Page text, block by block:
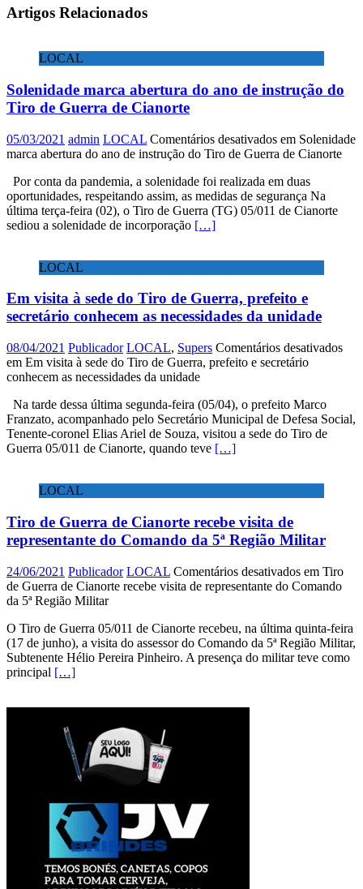
Artigos Relacionados
LOCAL
Solenidade marca abertura do ano de instrução do
Tiro de Guerra de Cianorte
05/03/2021 admin LOCAL Comentários desativados em Solenidade
marca abertura do ano de instrução do Tiro de Guerra de Cianorte
Por conta da pandemia, a solenidade foi realizada em duas
oportunidades, respeitando assim, as medidas de segurança Na
última terça-feira (02), o Tiro de Guerra (TG) 05/011 de Cianorte
sediou a solenidade de incorporação […]
LOCAL
Em visita à sede do Tiro de Guerra, prefeito e
secretário conhecem as necessidades da unidade
08/04/2021 Publicador LOCAL, Supers Comentários desativados
em Em visita à sede do Tiro de Guerra, prefeito e secretário
conhecem as necessidades da unidade
Na tarde dessa última segunda-feira (05/04), o prefeito Marco
Franzato, acompanhado pelo Secretário Municipal de Defesa Social,
Tenente-coronel Elias Ariel de Souza, visitou a sede do Tiro de
Guerra 05/011 de Cianorte, quando teve […]
LOCAL
Tiro de Guerra de Cianorte recebe visita de
representante do Comando da 5ª Região Militar
24/06/2021 Publicador LOCAL Comentários desativados em Tiro
de Guerra de Cianorte recebe visita de representante do Comando
da 5ª Região Militar
O Tiro de Guerra 05/011 de Cianorte recebeu, na última quinta-feira
(17 de junho), a visita do assessor do Comando da 5ª Região Militar,
Subtenente Hélio Pereira Pinheiro. A presença do militar teve como
principal […]